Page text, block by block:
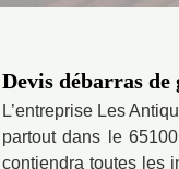
Devis débarras
L’entreprise Les
partout dans le
contiendra toutes les